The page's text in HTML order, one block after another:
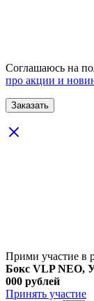
Соглашаюсь на
про акции и
Прими участие в
Бокс VLP NEO,
000 рублей
Принять участие